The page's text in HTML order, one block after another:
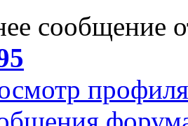
сообщение
профиля